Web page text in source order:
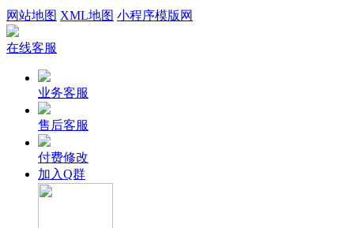
网站地图 XML地图 小程序模版网
在线客服
业务客服
售后客服
付费修改
加入Q群